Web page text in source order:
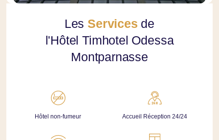
Les Services de
l'Hôtel Timhotel Odessa
Montparnasse
Hôtel non-fumeur Accueil Réception 24/24
Réservation de groupe